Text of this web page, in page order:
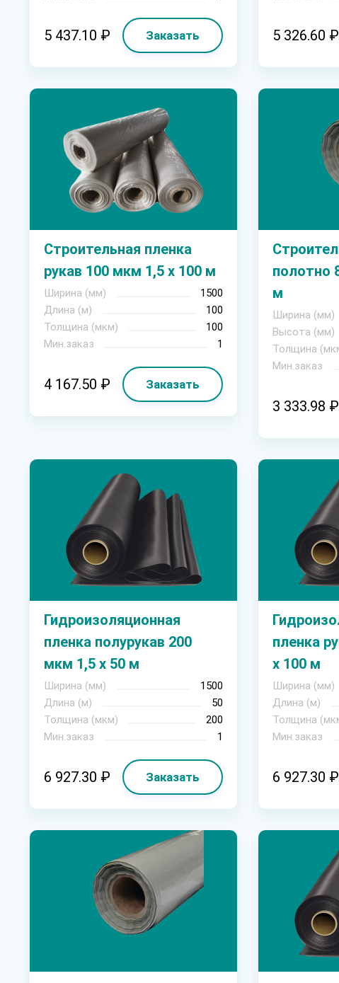
5 437.10 ₽ Заказать 5 326.60 ₽
Строительная пленка
рукав 100 мкм 1,5 х 100 м
Ширина (мм)
1500
Длина (м)
100
Толщина (мкм)
100
Мин.заказ
1
4 167.50 ₽ Заказать
полотно
м
Ширина (мм)
Высота (мм)
Толщина
Мин.заказ
3 333.98 ₽
Гидроизоляционная
пленка полурукав 200
мкм 1,5 х 50 м
Ширина (мм)
1500
Длина (м)
50
Толщина (мкм)
200
Мин.заказ
1
6 927.30 ₽ Заказать
пленка
х 100 м
Ширина (мм)
Длина (м)
Толщина
Мин.заказ
6 927.30 ₽